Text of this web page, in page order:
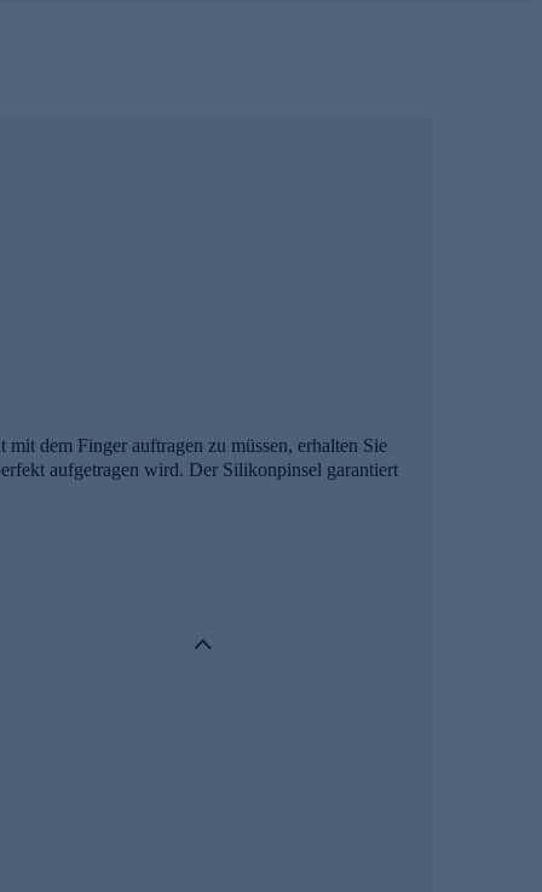
dem Finger auftragen zu müssen, erhalten Sie
aufgetragen wird. Der Silikonpinsel garantiert